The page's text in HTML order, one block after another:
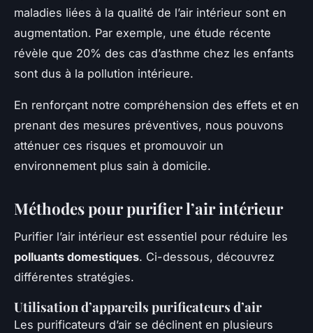
maladies liées à la qualité de l’air intérieur sont en
augmentation. Par exemple, une étude récente
révèle que 20% des cas d’asthme chez les enfants
sont dus à la pollution intérieure.
En renforçant notre compréhension des effets et en
prenant des mesures préventives, nous pouvons
atténuer ces risques et promouvoir un
environnement plus sain à domicile.
Méthodes pour purifier l’air intérieur
Purifier l’air intérieur est essentiel pour réduire les
polluants domestiques. Ci-dessous, découvrez
différentes stratégies.
Utilisation d’appareils purificateurs d’air
Les purificateurs d’air se déclinent en plusieurs